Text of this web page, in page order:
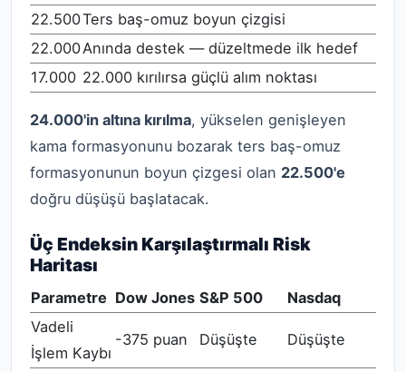
22.500Ters baş-omuz boyun çizgisi
22.000Anında destek — düzeltmede ilk hedef
17.000 22.000 kırılırsa güçlü alım noktası
24.000'in altına kırılma, yükselen genişleyen
kama formasyonunu bozarak ters baş-omuz
formasyonunun boyun çizgesi olan 22.500'e
doğru düşüşü başlatacak.
Üç Endeksin Karşılaştırmalı Risk
Haritası
Parametre Dow Jones S&P 500
Nasdaq
Vadeli
İşlem Kaybı
-375 puan Düşüşte Düşüşte